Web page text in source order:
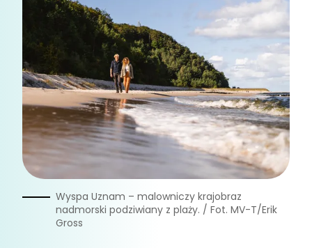
Wyspa Uznam – malowniczy krajobraz
nadmorski podziwiany z plaży. / Fot. MV-T/Erik
Gross